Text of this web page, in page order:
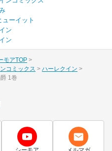
ューイット
ン
ン
モアTOP
コミックス
ハーレクイン
1巻